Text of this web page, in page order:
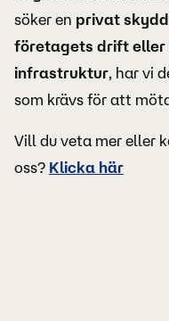
söker en privat
företagets drift eller
infrastruktur, har vi
som krävs för att
Vill du veta mer eller
oss? Klicka här